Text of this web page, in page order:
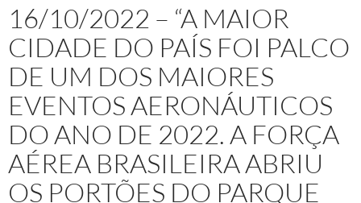
16/10/2022 – “A MAIOR
CIDADE DO PAÍS FOI PALCO
DE UM DOS MAIORES
EVENTOS AERONÁUTICOS
DO ANO DE 2022. A FORÇA
AÉREA BRASILEIRA ABRIU
OS PORTÕES DO PARQUE